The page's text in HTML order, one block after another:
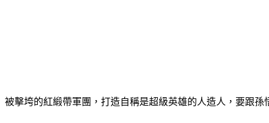
被擊垮的紅緞帶軍團，打造自稱是超級英雄的人造人，要跟孫